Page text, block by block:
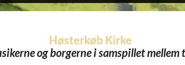
Høsterkøb Kirke
og borgerne i samspillet